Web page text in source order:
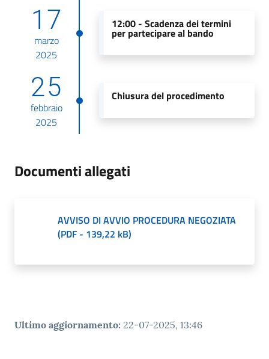
17
marzo
2025
12:00 - Scadenza dei termini
per partecipare al bando
25
febbraio
2025
Chiusura del procedimento
Documenti allegati
AVVISO DI AVVIO PROCEDURA NEGOZIATA
(PDF - 139,22 kB)
Ultimo aggiornamento: 22-07-2025, 13:46